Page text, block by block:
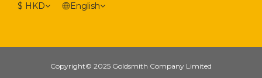
$ HKD English
Copyright© 2025 Goldsmith Company Limited